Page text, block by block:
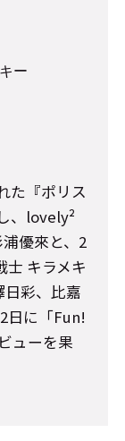
ー
た『ポリス
、lovely²
優來と、2
キラメキ
彩、比嘉
日に「Fun!
ューを果